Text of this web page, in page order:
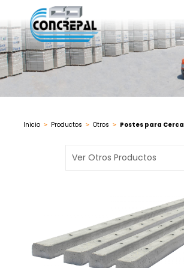
Inicio > Productos > Otros > Postes para Cerca